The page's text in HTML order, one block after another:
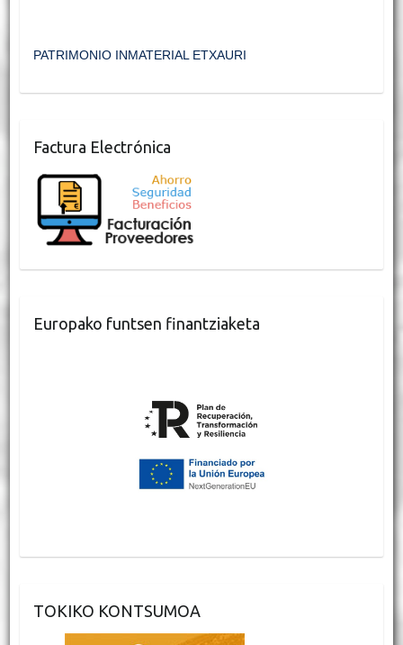
PATRIMONIO INMATERIAL ETXAURI
Factura Electrónica
Europako funtsen finantziaketa
TOKIKO KONTSUMOA